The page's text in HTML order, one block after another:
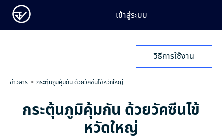
เข้าสู่ระบบ
วิธีการใช้งาน
ข่าวสาร กระตุ้นภูมิคุ้มกัน ด้วยวัคซีนไข้หวัดใหญ่
กระตุ้นภูมิคุ้มกัน ด้วยวัคซีนไข้
หวัดใหญ่